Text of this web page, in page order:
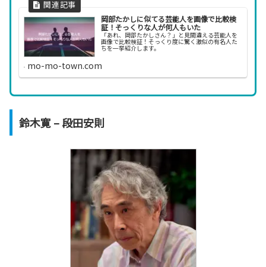
岡部たかしに似てる芸能人を画像で比較検
証！そっくりな人が何人もいた
「あれ、岡部たかしさん？」と見間違える芸能人を
画像で比較検証！そっくり度に驚く激似の有名人た
ちを一挙紹介します。
mo-mo-town.com
鈴木寛 – 段田安則